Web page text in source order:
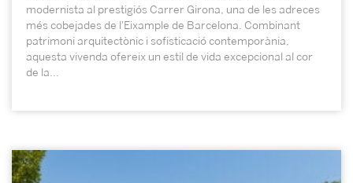
modernista al prestigiós Carrer Girona, una de les adreces
més cobejades de l'Eixample de Barcelona. Combinant
patrimoni arquitectònic i sofisticació contemporània,
aquesta vivenda ofereix un estil de vida excepcional al cor
de la...